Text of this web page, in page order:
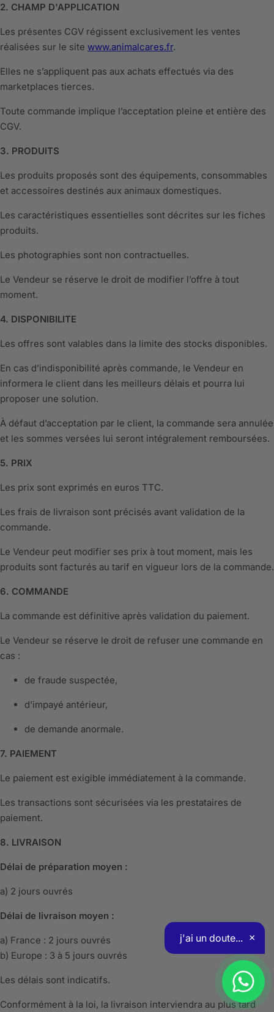
2. CHAMP D'APPLICATION
Les présentes CGV régissent exclusivement les ventes
réalisées sur le site www.animalcares.fr.
Elles ne s’appliquent pas aux achats effectués via des
marketplaces tierces.
Toute commande implique l’acceptation pleine et entière des
CGV.
3. PRODUITS
Les produits proposés sont des équipements, consommables
et accessoires destinés aux animaux domestiques.
Les caractéristiques essentielles sont décrites sur les fiches
produits.
Les photographies sont non contractuelles.
Le Vendeur se réserve le droit de modifier l’offre à tout
moment.
4. DISPONIBILITE
Les offres sont valables dans la limite des stocks disponibles.
En cas d’indisponibilité après commande, le Vendeur en
informera le client dans les meilleurs délais et pourra lui
proposer une solution.
À défaut d’acceptation par le client, la commande sera annulée
et les sommes versées lui seront intégralement remboursées.
5. PRIX
Les prix sont exprimés en euros TTC.
Les frais de livraison sont précisés avant validation de la
commande.
Le Vendeur peut modifier ses prix à tout moment, mais les
produits sont facturés au tarif en vigueur lors de la commande.
6. COMMANDE
La commande est définitive après validation du paiement.
Le Vendeur se réserve le droit de refuser une commande en
cas :
de fraude suspectée,
d’impayé antérieur,
de demande anormale.
7. PAIEMENT
Le paiement est exigible immédiatement à la commande.
Les transactions sont sécurisées via les prestataires de
paiement.
8. LIVRAISON
Délai de préparation moyen :
a) 2 jours ouvrés
Délai de livraison moyen :
a) France : 2 jours ouvrés
b) Europe : 3 à 5 jours ouvrés
Les délais sont indicatifs.
Conformément à la loi, la livraison interviendra au plus tard